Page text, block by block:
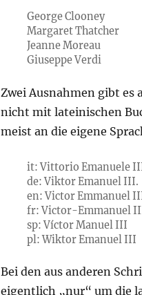
George Clooney
Margaret Thatcher
Jeanne Moreau
Giuseppe Verdi
Zwei Ausnahmen gibt es
nicht mit lateinischen
meist an die eigene
it: Vittorio Emanuele
de: Viktor Emanuel III.
en: Victor Emmanuel
fr: Victor-Emmanuel
sp: Víctor Manuel III
pl: Wiktor Emanuel III
Bei den aus anderen
eigentlich „nur“ um die